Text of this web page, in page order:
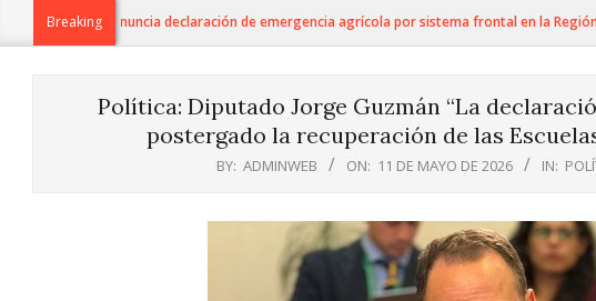
Navigation
Breaking
Agricultura anuncia declaración de emergencia agrícola por sistema frontal en la Región de
Política: Diputado Jorge Guzmán “La
postergado la recuperación de las
BY: ADMINWEB ON: 11 DE MAYO DE 2026 IN: